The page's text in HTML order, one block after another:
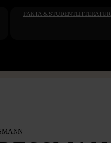
FAKTA & STUDENTLITTERATUR